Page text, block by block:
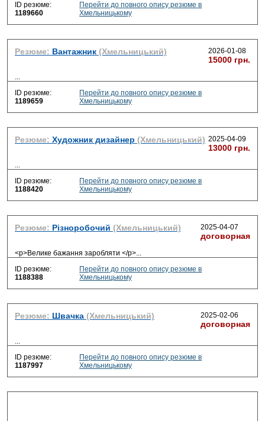
ID резюме:
1189660
Перейти до повного опису резюме в
Хмельницькому
Резюме: Вантажник (Хмельницький) 2026-01-08
15000 грн.
...
ID резюме:
1189659
Перейти до повного опису резюме в
Хмельницькому
Резюме: Художник дизайнер (Хмельницький) 2025-04-09
13000 грн.
...
ID резюме:
1188420
Перейти до повного опису резюме в
Хмельницькому
Резюме: Різноробочий (Хмельницький) 2025-04-07
договорная
<p>Велике бажання заробляти </p>...
ID резюме:
1188388
Перейти до повного опису резюме в
Хмельницькому
Резюме: Швачка (Хмельницький) 2025-02-06
договорная
...
ID резюме:
1187997
Перейти до повного опису резюме в
Хмельницькому